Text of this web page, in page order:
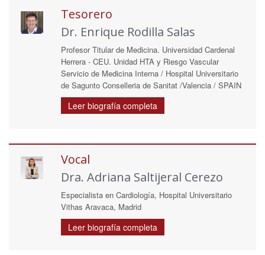
Tesorero
Dr. Enrique Rodilla Salas
Profesor Titular de Medicina. Universidad Cardenal
Herrera - CEU. Unidad HTA y Riesgo Vascular
Servicio de Medicina Interna / Hospital Universitario
de Sagunto Conselleria de Sanitat /Valencia / SPAIN
Leer biografía completa
Vocal
Dra. Adriana Saltijeral Cerezo
Especialista en Cardiología, Hospital Universitario
Vithas Aravaca, Madrid
Leer biografía completa